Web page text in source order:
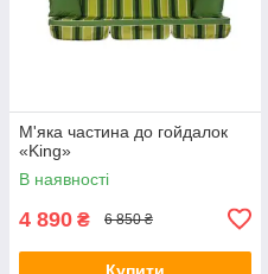
М'яка частина до гойдалок
«King»
В наявності
4 890 ₴ 6 850 ₴